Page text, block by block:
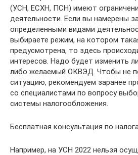
(УСН, ЕСХН, ПСН) имеют
деятельности. Если вы намерены
определенными видами
выбираете режим, на котором
предусмотрена, то здесь
интересов. Надо будет изменить
либо желаемый ОКВЭД. Чтобы не
ситуацию, рекомендуем заранее
со специалистами по вопросу
системы налогообложения.
Бесплатная консультация по
Например, на УСН 2022 нельзя